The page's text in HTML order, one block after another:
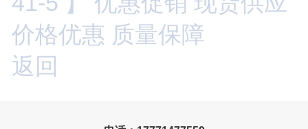
价格优惠 质量保障
返回